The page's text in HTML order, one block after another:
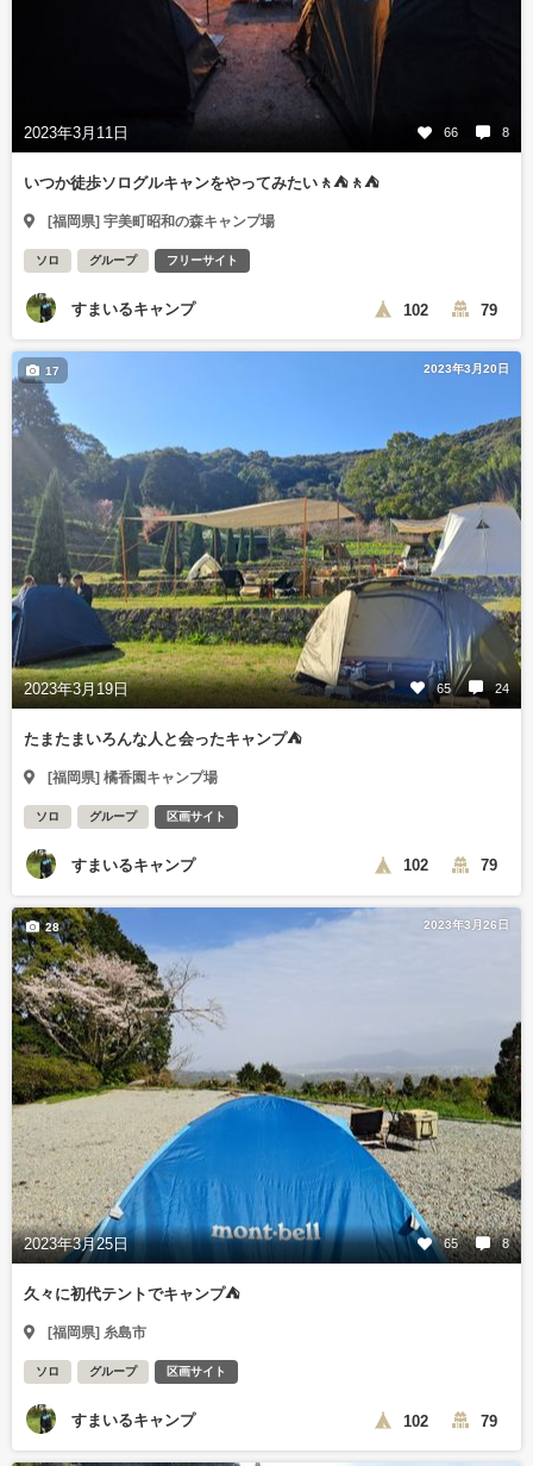
2023年3月11日 66 8
いつか徒歩ソログルキャンをやってみたい🚶⛺🚶⛺
[福岡県] 宇美町昭和の森キャンプ場
ソロ グループ フリーサイト
すまいるキャンプ 102 79
2023年3月20日
2023年3月19日 65 24
17
たまたまいろんな人と会ったキャンプ⛺
[福岡県] 橘香園キャンプ場
ソロ グループ 区画サイト
すまいるキャンプ 102 79
2023年3月26日
2023年3月25日 65 8
28
久々に初代テントでキャンプ⛺
[福岡県] 糸島市
ソロ グループ 区画サイト
すまいるキャンプ 102 79